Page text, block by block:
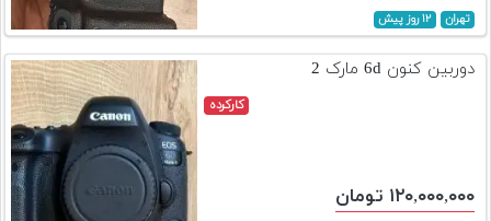
تهران ۱۲ روز پیش
دوربین کنون 6d مارک 2
کارکرده
۱۲۰,۰۰۰,۰۰۰ تومان